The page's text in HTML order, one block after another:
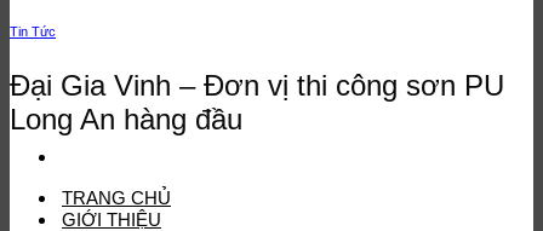
TRANG CHỦ
GIỚI THIỆU
Tin Tức
Đại Gia Vinh – Đơn vị thi công sơn PU
Long An hàng đầu